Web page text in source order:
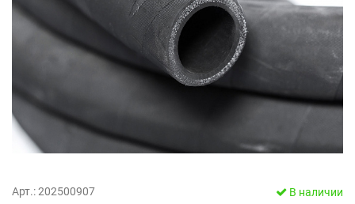
Арт.: 202500907 В наличии